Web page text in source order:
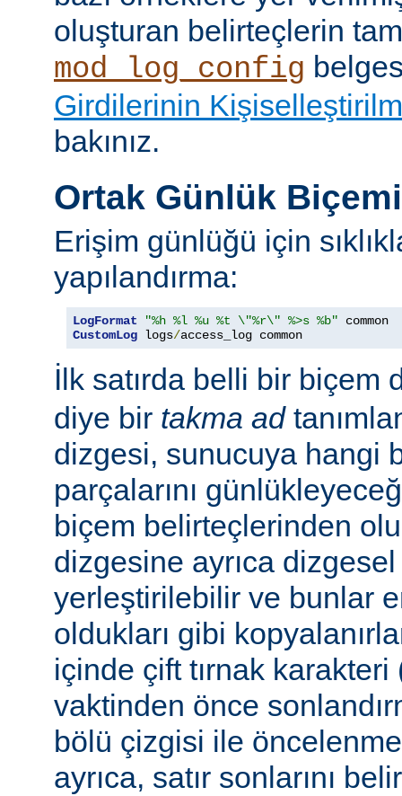
oluşturan belirteçlerin
mod_log_config
Girdilerinin
bakınız.
Ortak Günlük
Erişim günlüğü için
yapılandırma:
LogFormat "%h %l %u %t \"%r\" %>s %b"
CustomLog logs/access_log common
İlk satırda belli bir biçem
diye bir takma ad
dizgesi, sunucuya hangi
parçalarını
biçem belirteçlerinden
dizgesine ayrıca
yerleştirilebilir ve bunlar
oldukları gibi
içinde çift tırnak
vaktinden önce
bölü çizgisi ile
ayrıca, satır sonlarını